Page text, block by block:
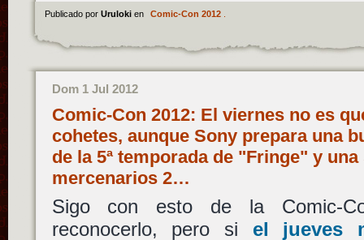
Publicado por Uruloki en Comic-Con 2012.
Dom 1 Jul 2012
Comic-Con 2012: El viernes no es
cohetes, aunque Sony prepara una
de la 5ª temporada de "Fringe" y
mercenarios 2…
Sigo con esto de la Comic-
reconocerlo, pero si el jueves